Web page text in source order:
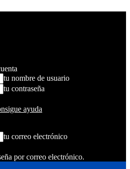
tu nombre de usuario
tu contraseña
ayuda
tu correo electrónico
por correo electrónico.